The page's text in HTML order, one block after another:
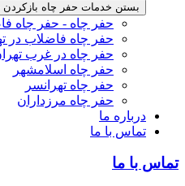
بستن خدمات حفر چاه
حفر چاه - حفر چاه
حفر چاه فاضلاب در
حفر چاه در غرب
حفر چاه اسلامشهر
حفر چاه تهرانسر
حفر چاه مرزداران
درباره ما
تماس با ما
تماس با ما